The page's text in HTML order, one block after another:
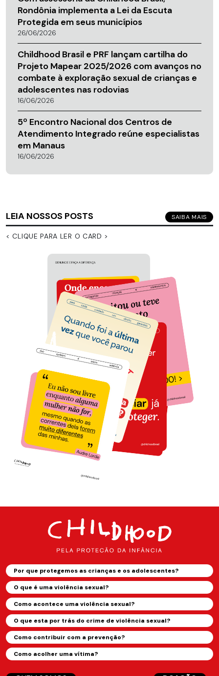
Rondônia implementa a Lei da Escuta
Protegida em seus municípios
26/06/2026
Childhood Brasil e PRF lançam cartilha do
Projeto Mapear 2025/2026 com avanços no
combate à exploração sexual de crianças e
adolescentes nas rodovias
16/06/2026
5º Encontro Nacional dos Centros de
Atendimento Integrado reúne especialistas
em Manaus
16/06/2026
LEIA NOSSOS POSTS SAIBA MAIS
< CLIQUE PARA LER O CARD >
Por que protegemos as crianças e os adolescentes?
O que é uma violência sexual?
Como acontece uma violência sexual?
O que esta por trás do crime de violência sexual?
Como contribuir com a prevenção?
Como acolher uma vítima?